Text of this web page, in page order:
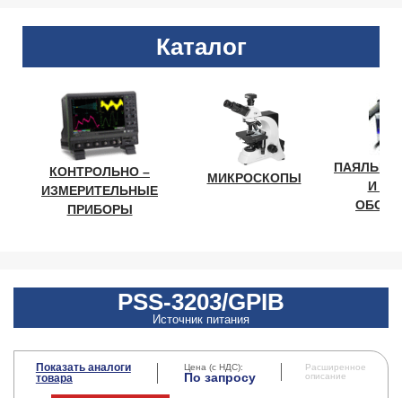
Каталог
КОНТРОЛЬНО –
ИЗМЕРИТЕЛЬНЫЕ
ПРИБОРЫ
МИКРОСКОПЫ
И
PSS-3203/GPIB
Источник питания
Показать аналоги
товара
Цена (с НДС):
По запросу
Расширенное
описание